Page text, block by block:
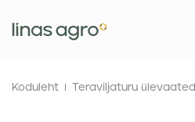
Koduleht Teraviljaturu ülevaated